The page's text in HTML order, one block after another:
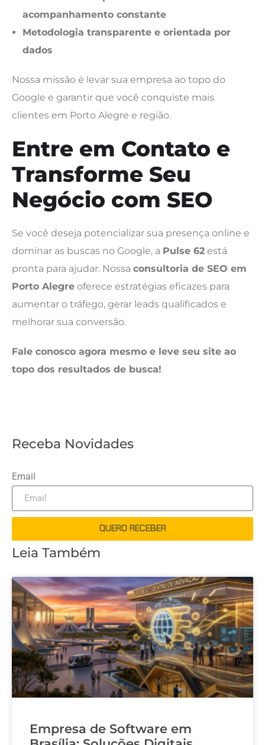
acompanhamento constante
Metodologia transparente e orientada por
dados
Nossa missão é levar sua empresa ao topo do
Google e garantir que você conquiste mais
clientes em Porto Alegre e região.
Entre em Contato e
Transforme Seu
Negócio com SEO
Se você deseja potencializar sua presença online e
dominar as buscas no Google, a Pulse 62 está
pronta para ajudar. Nossa consultoria de SEO em
Porto Alegre oferece estratégias eficazes para
aumentar o tráfego, gerar leads qualificados e
melhorar sua conversão.
Fale conosco agora mesmo e leve seu site ao
topo dos resultados de busca!
Receba Novidades
Email
QUERO RECEBER
Leia Também
Empresa de Software em